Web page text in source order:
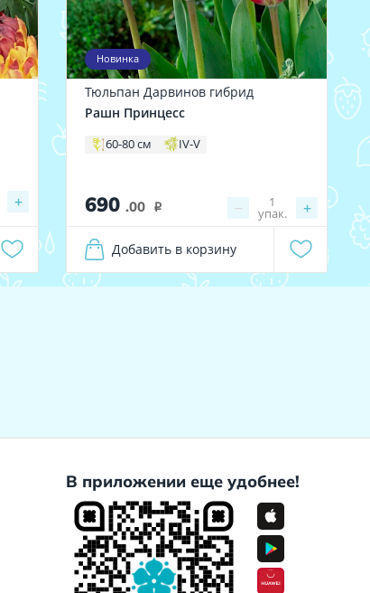
+
Новинка
Тюльпан Дарвинов гибрид
Рашн Принцесс
60-80 см IV-V
690 .00 i − +
1
упак.
Добавить в корзину
В приложении еще удобнее!